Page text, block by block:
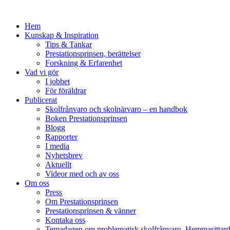
Hem
Kunskap & Inspiration
Tips & Tankar
Prestationsprinsen, berättelser
Forskning & Erfarenhet
Vad vi gör
I jobbet
För föräldrar
Publicerat
Skolfrånvaro och skolnärvaro – en handbok
Boken Prestationsprinsen
Blogg
Rapporter
I media
Nyhetsbrev
Aktuellt
Videor med och av oss
Om oss
Press
Om Prestationsprinsen
Prestationsprinsen & vänner
Kontaka oss